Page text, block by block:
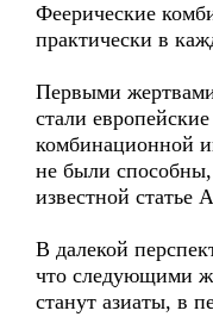
Феерические
практически в
Первыми
стали
комбинационной
не были
известной статье
В далекой
что следующими
станут азиаты, в